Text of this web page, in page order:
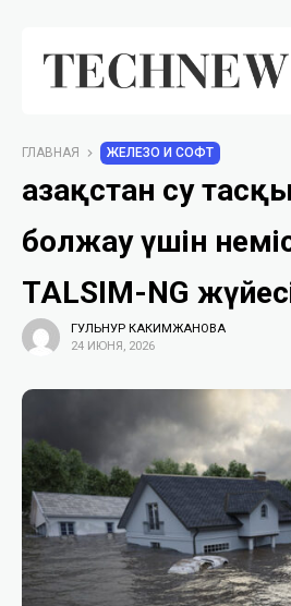
ГЛАВНАЯ ЖЕЛЕЗО И СОФТ
Қазақстан су
болжау үшін
TALSIM-NG
ГУЛЬНУР КАКИМЖАНОВА
24 ИЮНЯ, 2026